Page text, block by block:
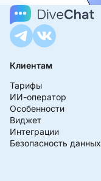
Клиентам
Тарифы
ИИ-оператор
Особенности
Виджет
Интеграции
Безопасность данных